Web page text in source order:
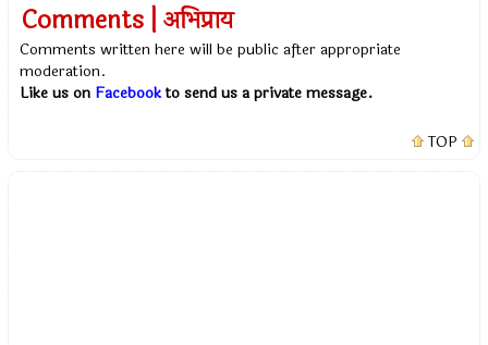
Comments | अभिप्राय
Comments written here will be public after appropriate
moderation.
Like us on Facebookto send us a private message.
TOP